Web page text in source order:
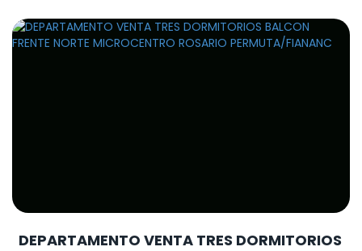
DEPARTAMENTO VENTA TRES DORMITORIOS